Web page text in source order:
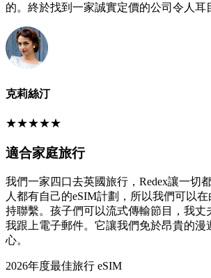
的。終於找到一家誠實定價的公司令人耳
克莉絲汀
★★★★★
適合家庭旅行
我們一家四口去英國旅行，Redex讓一切
人都有自己的eSIM計劃，所以我們可以
持聯繫。孩子們可以流式傳輸節目，我丈
我跟上電子郵件。它讓我們免於昂貴的漫
心。
2026年度最佳旅行 eSIM